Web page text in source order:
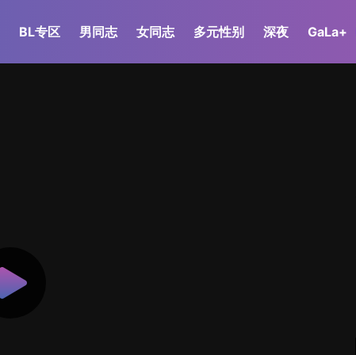
BL专区 男同志 女同志 多元性别 深夜 GaLa+